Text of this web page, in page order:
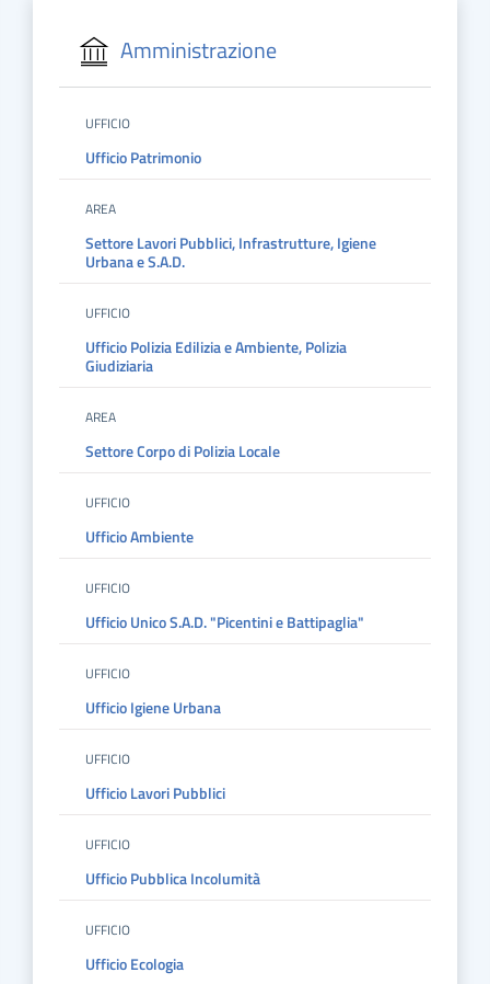
Amministrazione
UFFICIO
Ufficio Patrimonio
AREA
Settore Lavori Pubblici, Infrastrutture, Igiene
Urbana e S.A.D.
UFFICIO
Ufficio Polizia Edilizia e Ambiente, Polizia
Giudiziaria
AREA
Settore Corpo di Polizia Locale
UFFICIO
Ufficio Ambiente
UFFICIO
Ufficio Unico S.A.D. "Picentini e Battipaglia"
UFFICIO
Ufficio Igiene Urbana
UFFICIO
Ufficio Lavori Pubblici
UFFICIO
Ufficio Pubblica Incolumità
UFFICIO
Ufficio Ecologia